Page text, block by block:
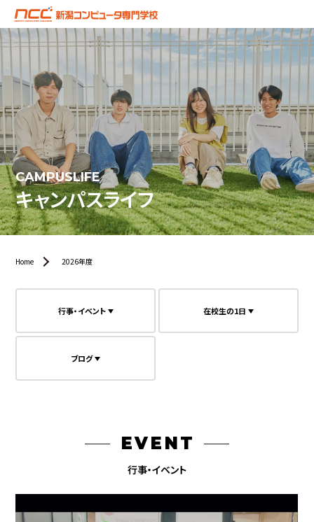
CAMPUSLIFE
キャンパスライフ
Home 2026年度
行事・イベント 在校生の1日
ブログ
EVENT
行事・イベント